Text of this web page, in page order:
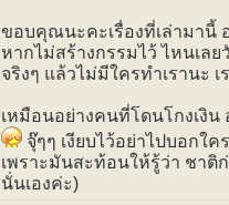
ขอบคุณนะคะเรื่องที่เล่ามานี้
หากไม่สร้างกรรมไว้ ไหนเลย
จริงๆ แล้วไม่มีใครทำเรานะ
เหมือนอย่างคนที่โดนโกงเงิ
จุ๊ๆๆ เงียบไว้อย่าไปบอกใค
เพราะมันสะท้อนให้รู้ว่า ชาติ
นั่นเองค่ะ)